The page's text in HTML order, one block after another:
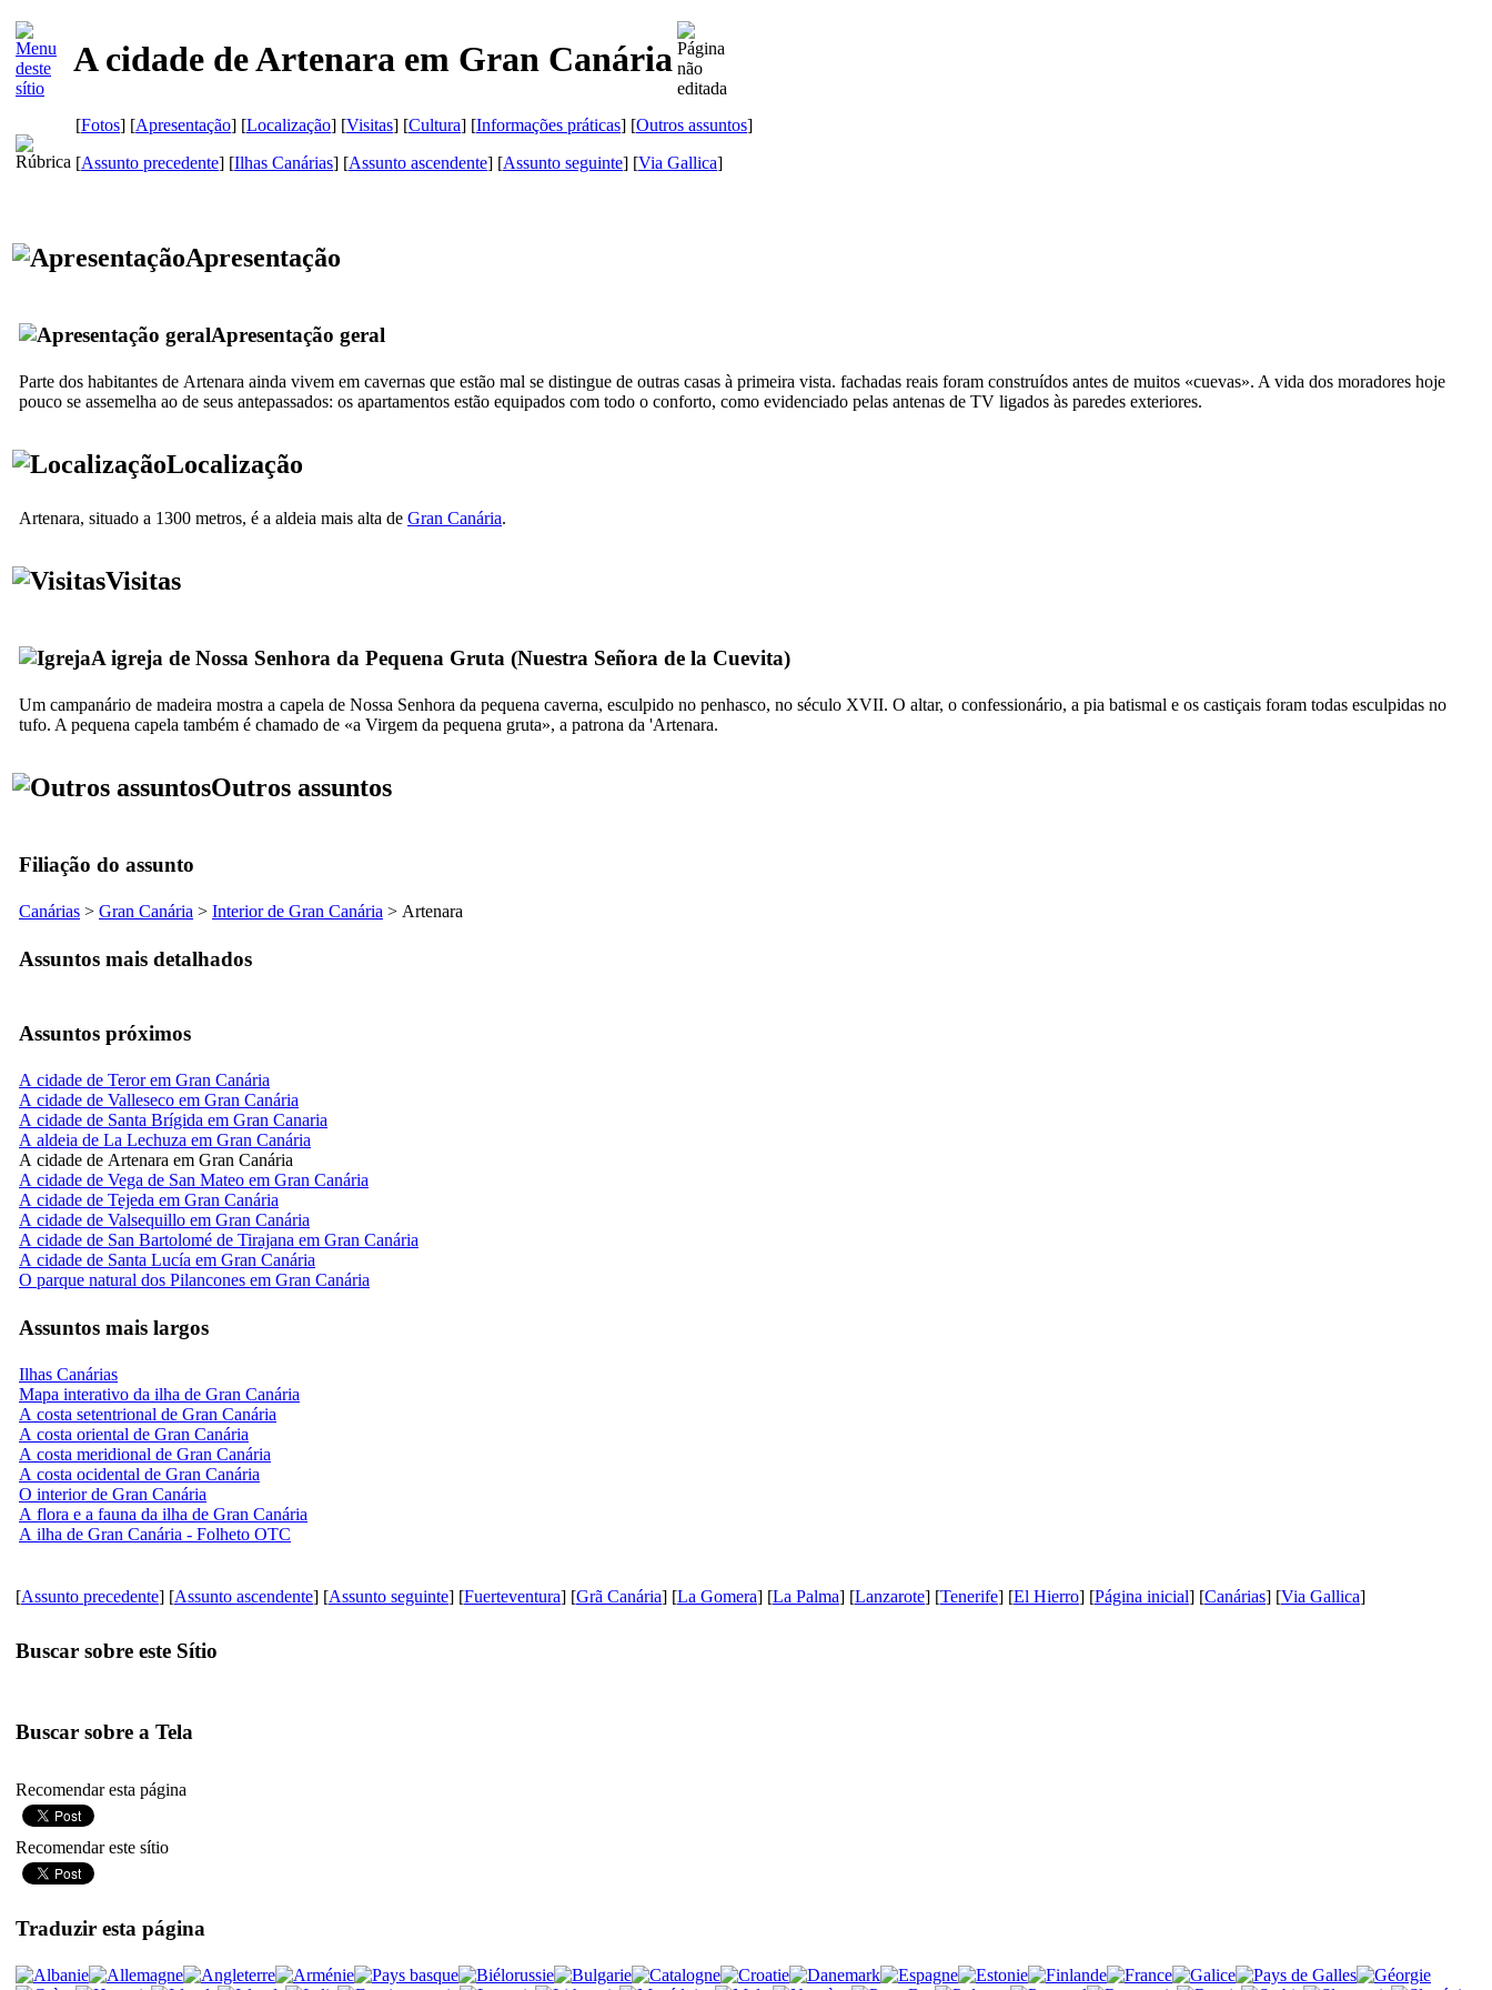
A cidade de Artenara em Gran Canária
[Fotos] [Apresentação] [Localização] [Visitas] [Cultura] [Informações práticas] [Outros assuntos]
[Assunto precedente] [Ilhas Canárias] [Assunto ascendente] [Assunto seguinte] [Via Gallica]
Apresentação
Apresentação geral
Parte dos habitantes de Artenara ainda vivem em cavernas que estão mal se distingue de outras casas à primeira vista. fachadas reais foram construídos antes de muitos «cuevas». A vida dos moradores hoje
pouco se assemelha ao de seus antepassados: os apartamentos estão equipados com todo o conforto, como evidenciado pelas antenas de TV ligados às paredes exteriores.
Localização
Artenara, situado a 1300 metros, é a aldeia mais alta de Gran Canária.
Visitas
A igreja de Nossa Senhora da Pequena Gruta (Nuestra Señora de la Cuevita)
Um campanário de madeira mostra a capela de Nossa Senhora da pequena caverna, esculpido no penhasco, no século XVII. O altar, o confessionário, a pia batismal e os castiçais foram todas esculpidas no
tufo. A pequena capela também é chamado de «a Virgem da pequena gruta», a patrona da 'Artenara.
Outros assuntos
Filiação do assunto
Canárias > Gran Canária > Interior de Gran Canária > Artenara
Assuntos mais detalhados
Assuntos próximos
A cidade de Teror em Gran Canária
A cidade de Valleseco em Gran Canária
A cidade de Santa Brígida em Gran Canaria
A aldeia de La Lechuza em Gran Canária
A cidade de Artenara em Gran Canária
A cidade de Vega de San Mateo em Gran Canária
A cidade de Tejeda em Gran Canária
A cidade de Valsequillo em Gran Canária
A cidade de San Bartolomé de Tirajana em Gran Canária
A cidade de Santa Lucía em Gran Canária
O parque natural dos Pilancones em Gran Canária
Assuntos mais largos
Ilhas Canárias
Mapa interativo da ilha de Gran Canária
A costa setentrional de Gran Canária
A costa oriental de Gran Canária
A costa meridional de Gran Canária
A costa ocidental de Gran Canária
O interior de Gran Canária
A flora e a fauna da ilha de Gran Canária
A ilha de Gran Canária - Folheto OTC
[Assunto precedente] [Assunto ascendente] [Assunto seguinte] [Fuerteventura] [Grã Canária] [La Gomera] [La Palma] [Lanzarote] [Tenerife] [El Hierro] [Página inicial] [Canárias] [Via Gallica]
Buscar sobre este Sítio
Buscar sobre a Tela
Recomendar esta página
Recomendar este sítio
Traduzir esta página